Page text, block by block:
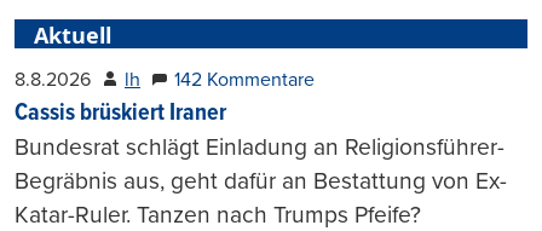
Aktuell
8.8.2026 lh 142 Kommentare
Cassis brüskiert Iraner
Bundesrat schlägt Einladung an Religionsführer-
Begräbnis aus, geht dafür an Bestattung von Ex-
Katar-Ruler. Tanzen nach Trumps Pfeife?